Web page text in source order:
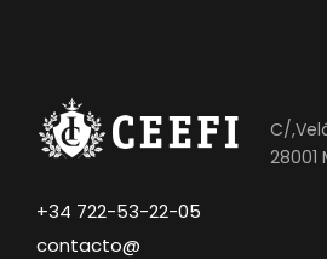
C/
28001
+34 722-53-22-05
contacto@